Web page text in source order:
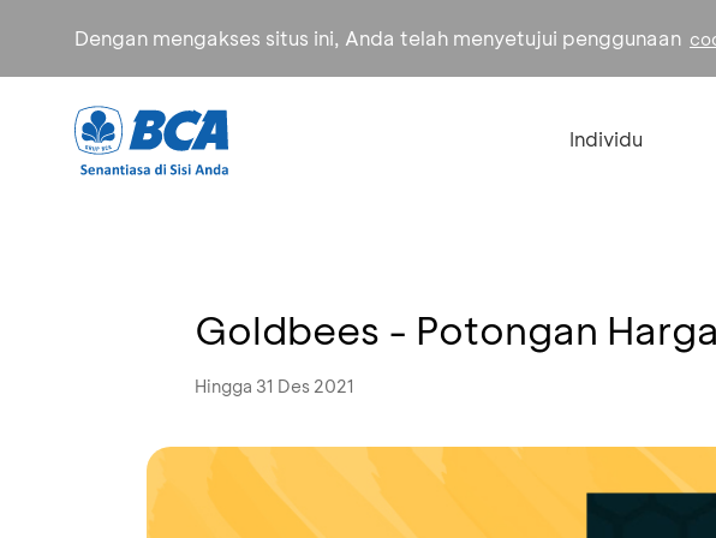
Dengan mengakses situs ini, Anda telah menyetujui penggunaan
Individu
Goldbees - Potongan
Hingga 31 Des 2021